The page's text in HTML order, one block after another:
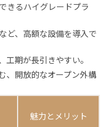
きるハイグレードプラ
ど、高額な設備を導入で
期が長引きやすい。
、開放的なオープン外構
魅力とメリット